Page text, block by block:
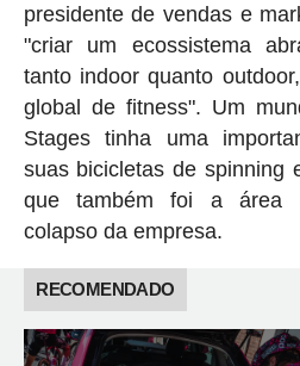
presidente de vendas e
"criar um ecossistema
tanto indoor quanto
global de fitness". Um
Stages tinha uma
suas bicicletas de spinning
que também foi a área
colapso da empresa.
RECOMENDADO